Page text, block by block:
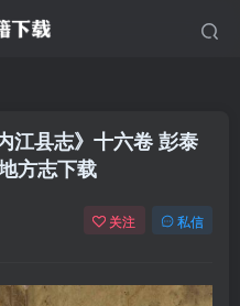
江县志》十六卷 彭泰
方志下载
关注 私信